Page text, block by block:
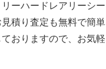
ーハードレアリーシ
積り査定も無料で簡
おりますので、お気